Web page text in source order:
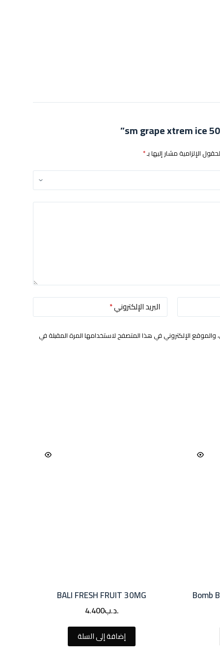
الإلزامية مشار إليها بـ*
البريد الإلكتروني*
والموقع الإلكتروني في هذا المتصفح لاستخدامها المرة المقبلة في
Bomb
BALI FRESH FRUIT 30MG
.د.ب4.400
إضافة إلى السلة